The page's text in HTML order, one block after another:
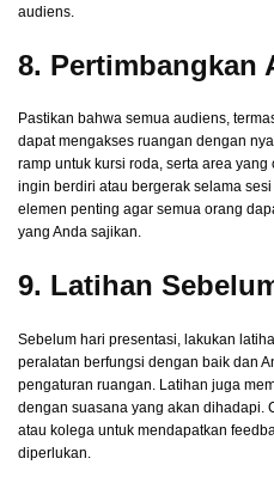
audiens.
8. Pertimbangkan
Pastikan bahwa semua audiens,
dapat mengakses ruangan dengan
ramp untuk kursi roda, serta area
ingin berdiri atau bergerak selama
elemen penting agar semua orang
yang Anda sajikan.
9. Latihan
Sebelum hari presentasi, lakukan
peralatan berfungsi dengan baik dan
pengaturan ruangan. Latihan juga
dengan suasana yang akan dihadapi.
atau kolega untuk mendapatkan
diperlukan.